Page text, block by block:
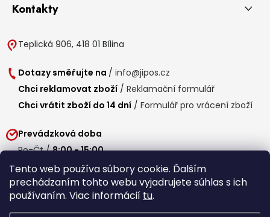
Tento web používa súbory cookie. Ďalším
prechádzaním tohto webu vyjadrujete súhlas s ich
používaním. Viac informácií tu.
Kontakty
Teplická 906, 418 01 Bílina
Dotazy směřujte na / info@jipos.cz
Chci reklamovat zboží / Reklamační formulář
Chci vrátit zboží do 14 dní / Formulář pro vrácení zboží
Prevádzková doba
Po-Čt /8:00 - 15:00
Pá / 7:30 - 14:30
Obedňajšia prestávka /11:00 - 11:30